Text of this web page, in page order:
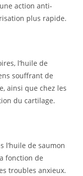
action anti-
plus rapide.
l’huile de
souffrant de
ainsi que chez les
du cartilage.
l’huile de saumon
fonction de
troubles anxieux.